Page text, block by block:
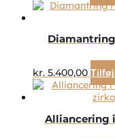
kr. 5.400,00
Alliancering